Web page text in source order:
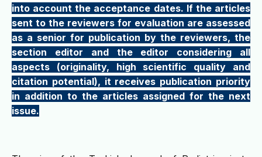
into account the acceptance dates. If the articles
sent to the reviewers for evaluation are assessed
as a senior for publication by the reviewers, the
section editor and the editor considering all
aspects (originality, high scientific quality and
citation potential), it receives publication priority
in addition to the articles assigned for the next
issue.